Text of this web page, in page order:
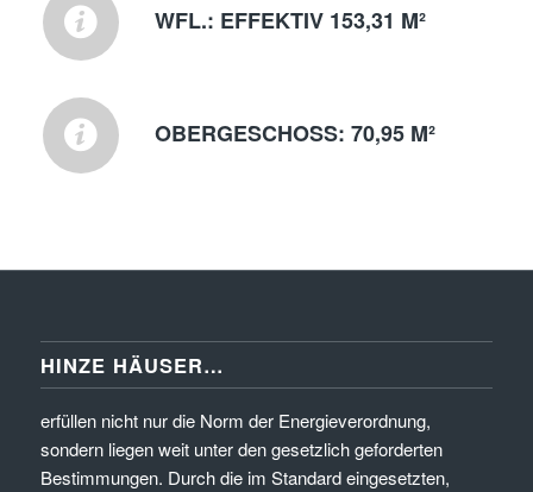
WFL.: EFFEKTIV 153,31 M²
OBERGESCHOSS: 70,95 M²
HINZE HÄUSER…
erfüllen nicht nur die Norm der Energieverordnung,
sondern liegen weit unter den gesetzlich geforderten
Bestimmungen. Durch die im Standard eingesetzten,